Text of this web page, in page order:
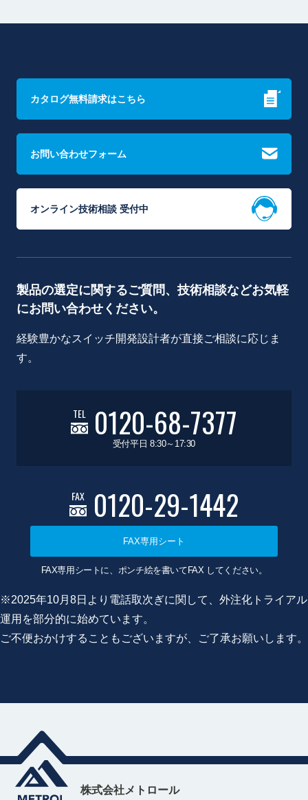
カタログ無料請求はこちら
お問い合わせフォーム
オンライン技術相談 受付中
製品の選定に関するご質問、技術相談などお気軽
にお問い合わせください。
経験豊かなスイッチ開発設計者が直接ご相談に応じま
す。
TEL 0120-68-7377
受付平日 8:30～17:30
FAX 0120-29-1442
FAX専用シート
FAX専用シートに、ポンチ絵を書いてFAX してください。
※2025年10月8日より電話取次ぎに関して、外注化トライアル
運用を部分的に始めています。
ご不便おかけすることもございますが、ご了承お願いします。
株式会社メトロール